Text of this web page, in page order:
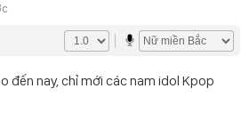
đến nay, chỉ mới các nam idol Kpop